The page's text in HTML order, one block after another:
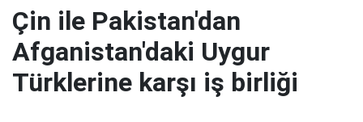
Çin ile Pakistan'dan
Afganistan'daki Uygur
Türklerine karşı iş birliği